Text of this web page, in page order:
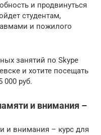
и продвинуться
студентам,
и пожилого
занятий по Skype
и хотите посещать
000 руб.
и внимания –
и внимания – курс для